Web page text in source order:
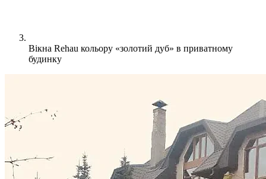
Вікна Rehau кольору «золотий дуб» в приватному
будинку